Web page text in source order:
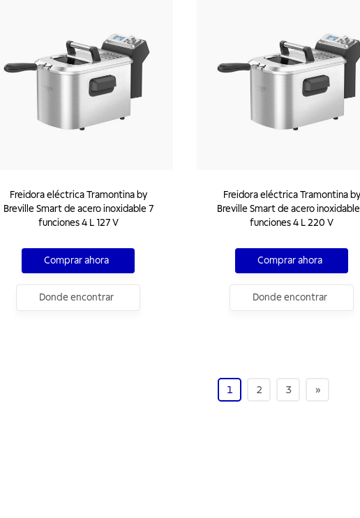
Freidora eléctrica Tramontina by
Breville Smart de acero inoxidable 7
funciones 4 L 127 V
Comprar ahora
Donde encontrar
Freidora eléctrica Tramontina by
Breville Smart de acero
funciones 4 L 220 V
Comprar ahora
Donde encontrar
1 2 3 »